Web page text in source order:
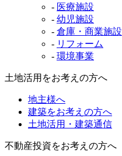
- 医療施設
- 幼児施設
- 倉庫・商業施設
- リフォーム
- 環境事業
土地活用をお考えの方へ
地主様へ
建築をお考えの方へ
土地活用・建築通信
不動産投資をお考えの方へ